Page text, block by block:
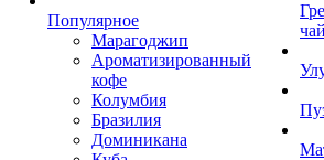
Популярное
Марагоджип
Ароматизированный
кофе
Колумбия
Бразилия
Доминикана